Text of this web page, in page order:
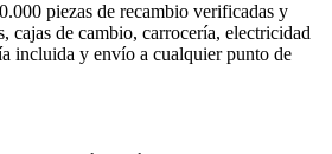
piezas de recambio verificadas y
cajas de cambio, carrocería, electricidad
incluida y envío a cualquier punto de